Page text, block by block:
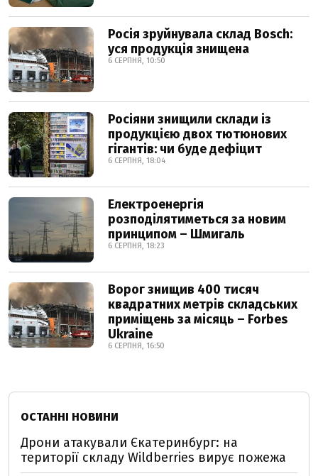
Росія зруйнувала склад Bosch:
уся продукція знищена
6 СЕРПНЯ, 10:50
Росіяни знищили склади із
продукцією двох тютюнових
гігантів: чи буде дефіцит
6 СЕРПНЯ, 18:04
Електроенергія
розподілятиметься за новим
принципом – Шмигаль
6 СЕРПНЯ, 18:23
Ворог знищив 400 тисяч
квадратних метрів складських
приміщень за місяць – Forbes
Ukraine
6 СЕРПНЯ, 16:50
ОСТАННІ НОВИНИ
Дрони атакували Єкатеринбург: на
території складу Wildberries вирує пожежа